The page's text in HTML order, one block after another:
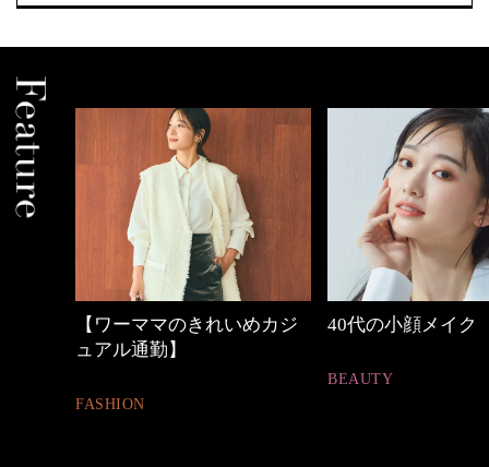
40代の小顔メイク 働く女性のバッグ
FASHION